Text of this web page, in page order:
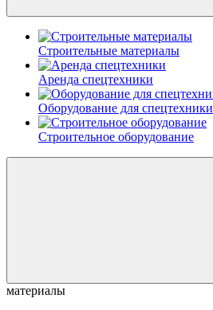
Строительные материалы
Аренда спецтехники
Оборудование для спецтехники
Строительное оборудование
материалы